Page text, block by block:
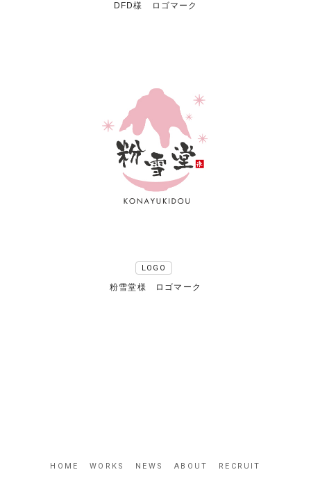
DFD様 ロゴマーク
LOGO
粉雪堂様 ロゴマーク
HOME WORKS NEWS ABOUT RECRUIT